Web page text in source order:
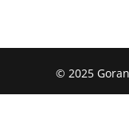
© 2025